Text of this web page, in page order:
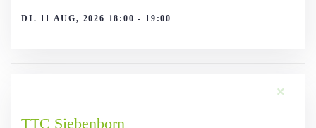
DI. 11 AUG, 2026 18:00 - 19:00
×
TTC Siebenborn